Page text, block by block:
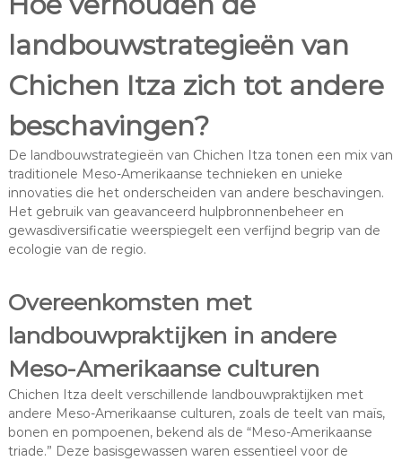
landbouwstrategieën van
Chichen Itza zich tot andere
beschavingen?
De landbouwstrategieën van Chichen Itza tonen een mix van
traditionele Meso-Amerikaanse technieken en unieke
innovaties die het onderscheiden van andere beschavingen.
Het gebruik van geavanceerd hulpbronnenbeheer en
gewasdiversificatie weerspiegelt een verfijnd begrip van de
ecologie van de regio.
Overeenkomsten met
landbouwpraktijken in andere
Meso-Amerikaanse culturen
Chichen Itza deelt verschillende landbouwpraktijken met
andere Meso-Amerikaanse culturen, zoals de teelt van maïs,
bonen en pompoenen, bekend als de “Meso-Amerikaanse
triade.” Deze basisgewassen waren essentieel voor de